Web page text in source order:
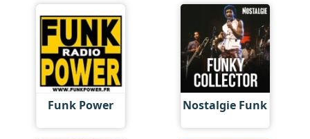
Funk Power Nostalgie Funk